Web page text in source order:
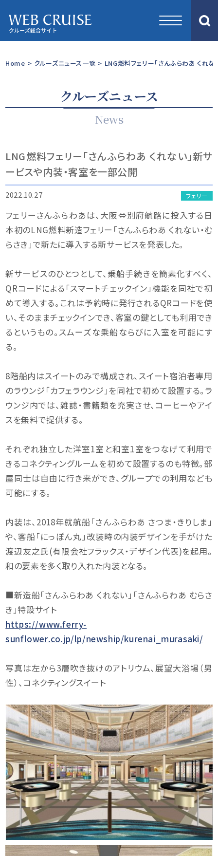
Home > クルーズニュース一覧 > LNG燃料フェリー「さんふらわあ くれ
クルーズニュース
News
LNG燃料フェリー「さんふらわあ くれない」新サ
ービスや内装・客室を一部公開
2022.10.27 フェリー
フェリーさんふらわあは、大阪⇔別府航路に投入する日
本初のLNG燃料新造フェリー「さんふらわあ くれない・む
らさき」で新たに導入する新サービスを発表した。
新サービスのひとつとして、乗船手続きを簡素化すべく、
QRコードによる「スマートチェックイン」機能を同社で初
めて導入する。これは予約時に発行されるQRコードを使
い、そのままチェックインでき、客室の鍵としても利用でき
るというもの。スムーズな乗船ならびに入室を可能にす
る。
8階船内はスイートのみで構成され、スイート宿泊者専用
のラウンジ「カフェラウンジ」を同社で初めて設置する。ラ
ウンジ内では、雑誌・書籍類を充実させ、コーヒーやアイ
スを無料で提供する。
それぞれ独立した洋室1室と和室1室をつなげて利用で
きるコネクティングルームを初めて設置するのも特徴。部
屋同士は自由に行き来ができ、グループでの利用なども
可能にする。
内装は、2018年就航船「さんふらわあ さつま・きりしま」
や、客船「にっぽん丸」改装時の内装デザインを手がけた
渡辺友之氏(有限会社フラックス・デザイン代表)を起用。
和の要素を多く取り入れた内装となる。
■新造船「さんふらわあ くれない」「さんふらわあ むらさ
き」特設サイト
https://www.ferry-
sunflower.co.jp/lp/newship/kurenai_murasaki/
写真は左から3層吹き抜けのアトリウム、展望大浴場（男
性）、コネクティングスイート